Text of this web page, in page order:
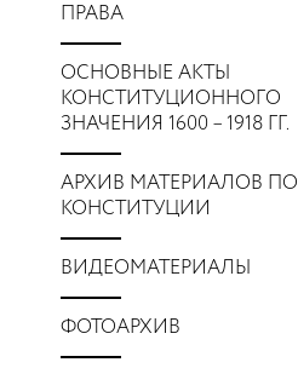
ПРАВА
ОСНОВНЫЕ АКТЫ
КОНСТИТУЦИОННОГО
ЗНАЧЕНИЯ 1600 – 1918 ГГ.
АРХИВ МАТЕРИАЛОВ ПО
КОНСТИТУЦИИ
ВИДЕОМАТЕРИАЛЫ
ФОТОАРХИВ